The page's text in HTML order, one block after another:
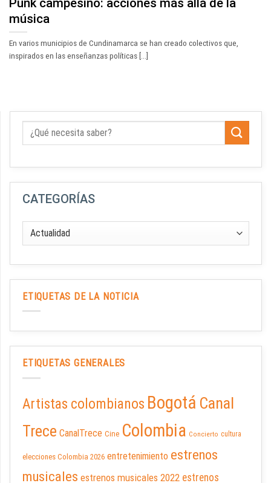
música
En varios municipios de Cundinamarca se han creado colectivos que,
inspirados en las enseñanzas políticas [...]
CATEGORÍAS
ETIQUETAS DE LA NOTICIA
ETIQUETAS GENERALES
Artistas colombianos Bogotá Canal
Trece CanalTrece Cine Colombia Concierto cultura
elecciones Colombia 2026 entretenimiento estrenos
musicales estrenos musicales 2022 estrenos